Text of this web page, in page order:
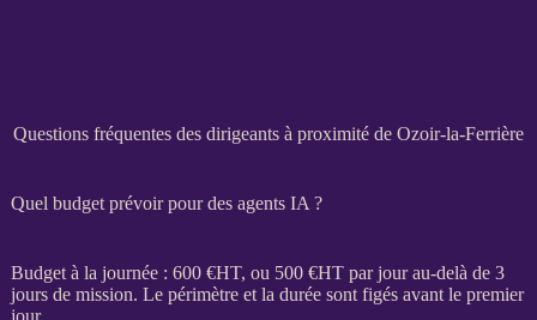
Questions fréquentes des dirigeants à proximité de Ozoir-la-Ferrière
Quel budget prévoir pour des agents IA ?
Budget à la journée : 600 €HT, ou 500 €HTpar jour au-delà de 3
jours de mission. Le périmètre et la durée sont figés avant le premier
jour.